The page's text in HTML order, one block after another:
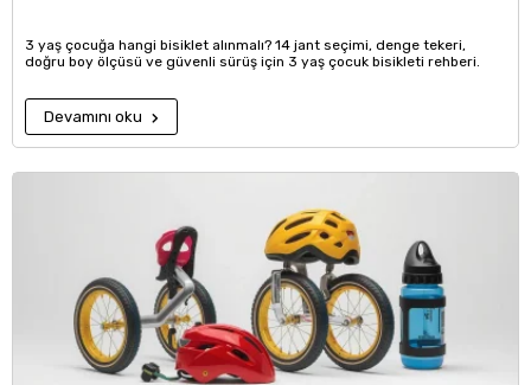
3 yaş çocuğa hangi bisiklet alınmalı? 14 jant seçimi, denge tekeri,
doğru boy ölçüsü ve güvenli sürüş için 3 yaş çocuk bisikleti rehberi.
Devamını oku